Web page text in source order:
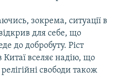
зокрема, ситуації в
для себе, що
до добробуту. Ріст
Китаї вселяє надію, що
свободи також